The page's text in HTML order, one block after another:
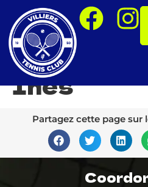
Inès
Partagez cette page sur